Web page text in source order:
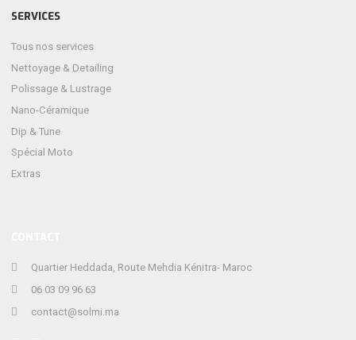
Quartier Heddada, Route Mehdia Kénitra- Maroc
06 03 09 96 63
contact@solmi.ma
SERVICES
Tous nos services
Nettoyage & Detailing
Polissage & Lustrage
Nano-Céramique
Dip & Tune
Spécial Moto
Extras